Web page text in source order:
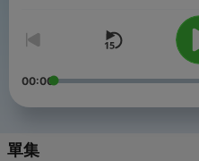
00:00
單集